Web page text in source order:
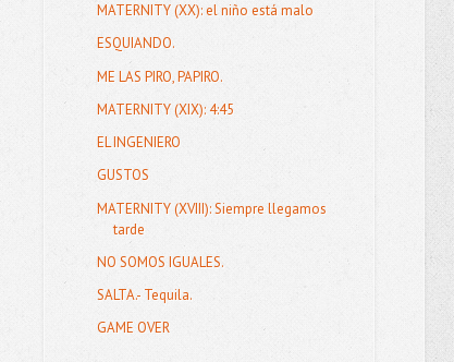
MATERNITY (XX): el niño está malo
ESQUIANDO.
ME LAS PIRO, PAPIRO.
MATERNITY (XIX): 4:45
EL INGENIERO
GUSTOS
MATERNITY (XVIII): Siempre llegamos
tarde
NO SOMOS IGUALES.
SALTA.- Tequila.
GAME OVER